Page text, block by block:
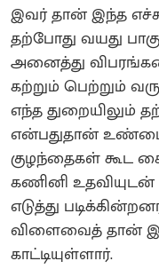
இவர் தான் இந்த
தற்போது வயது
அனைத்து
கற்றும் பெற்றும்
எந்த
என்பதுதான்
குழந்தைகள் கூட
கணினி
எடுத்து
விளைவைத் தான்
காட்டியுள்ளார்.